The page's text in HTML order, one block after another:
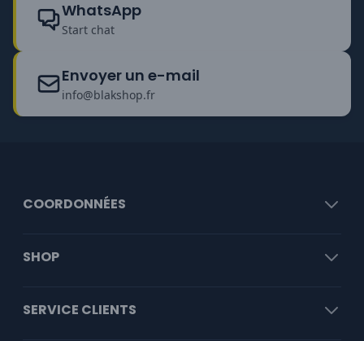
WhatsApp
Start chat
Envoyer un e-mail
info@blakshop.fr
COORDONNÉES
SHOP
SERVICE CLIENTS